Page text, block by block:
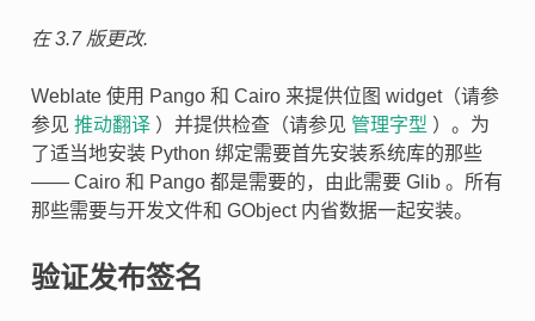
在 3.7 版更改.
Weblate 使用 Pango 和 Cairo 来提供位图 widget（请参
参见 推动翻译）并提供检查（请参见 管理字型 ）。为
了适当地安装 Python 绑定需要首先安装系统库的那些
—— Cairo 和 Pango 都是需要的，由此需要 Glib 。所有
那些需要与开发文件和 GObject 内省数据一起安装。
验证发布签名